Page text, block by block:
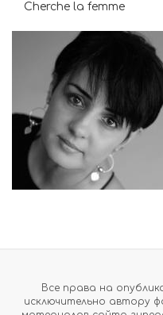
Cherche la femme
Все права на
исключительно автору